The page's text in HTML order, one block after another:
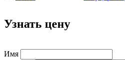
Узнать цену
Имя